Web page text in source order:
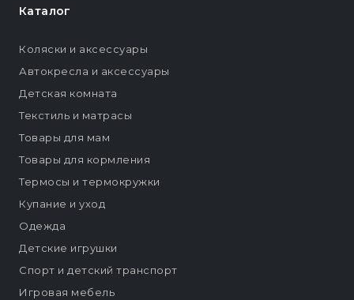
Каталог
Коляски и аксессуары
Автокресла и аксессуары
Детская комната
Текстиль и матрасы
Товары для мам
Товары для кормления
Термосы и термокружки
Купание и уход
Одежда
Детские игрушки
Спорт и детский транспорт
Игровая мебель